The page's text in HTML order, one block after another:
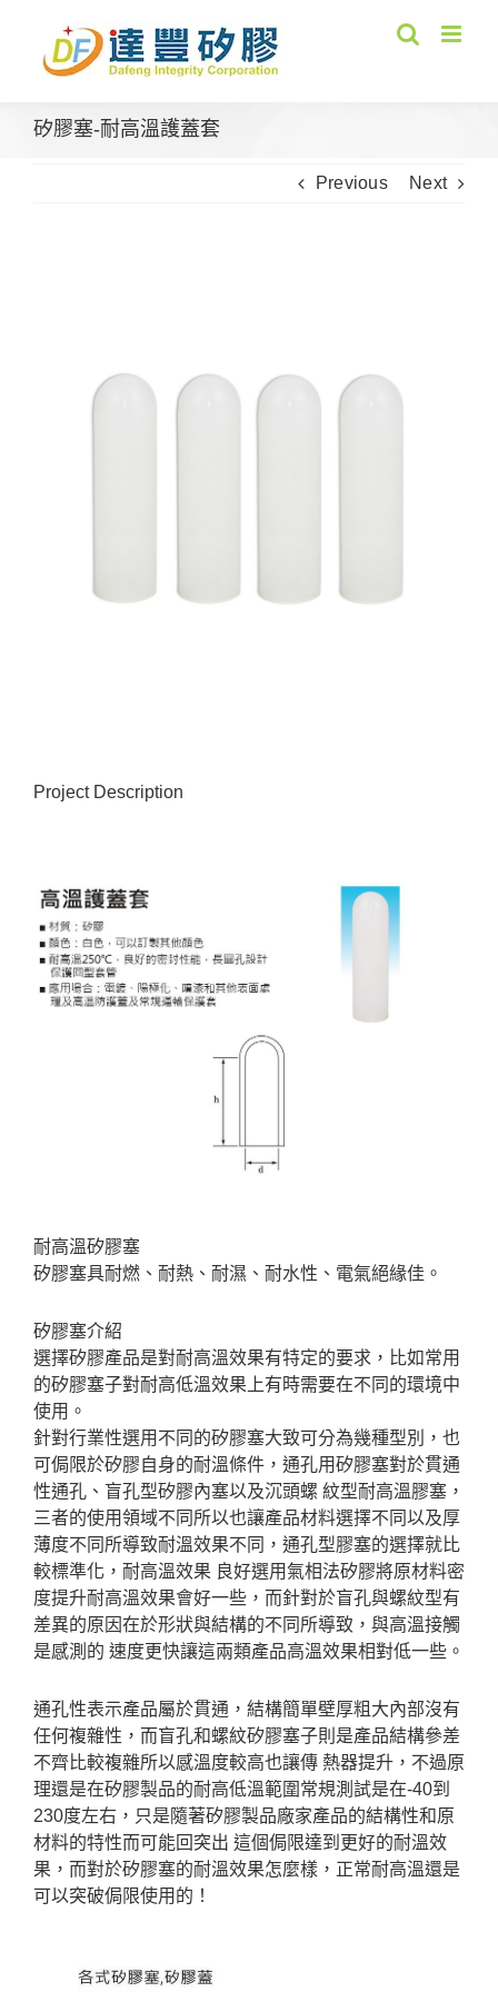
content
矽膠塞-耐高溫護蓋套
Previous Next
Project Description
耐高溫矽膠塞
矽膠塞具耐燃、耐熱、耐濕、耐水性、電氣絕緣佳。
矽膠塞介紹
選擇矽膠產品是對耐高溫效果有特定的要求，比如常用
的矽膠塞子對耐高低溫效果上有時需要在不同的環境中
使用。
針對行業性選用不同的矽膠塞大致可分為幾種型別，也
可侷限於矽膠自身的耐溫條件，通孔用矽膠塞對於貫通
性通孔、盲孔型矽膠內塞以及沉頭螺 紋型耐高溫膠塞，
三者的使用領域不同所以也讓產品材料選擇不同以及厚
薄度不同所導致耐溫效果不同，通孔型膠塞的選擇就比
較標準化，耐高溫效果 良好選用氣相法矽膠將原材料密
度提升耐高溫效果會好一些，而針對於盲孔與螺紋型有
差異的原因在於形狀與結構的不同所導致，與高溫接觸
是感測的 速度更快讓這兩類產品高溫效果相對低一些。
通孔性表示產品屬於貫通，結構簡單壁厚粗大內部沒有
任何複雜性，而盲孔和螺紋矽膠塞子則是產品結構參差
不齊比較複雜所以感溫度較高也讓傳 熱器提升，不過原
理還是在矽膠製品的耐高低溫範圍常規測試是在-40到
230度左右，只是隨著矽膠製品廠家產品的結構性和原
材料的特性而可能回突出 這個侷限達到更好的耐溫效
果，而對於矽膠塞的耐溫效果怎麼樣，正常耐高溫還是
可以突破侷限使用的！